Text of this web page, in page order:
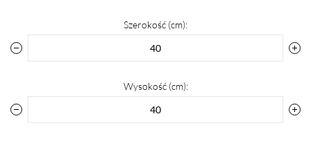
Szerokość (cm):
Wysokość (cm):